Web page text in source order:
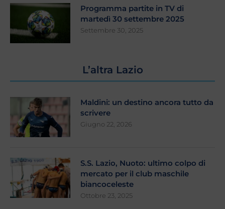
Programma partite in TV di
martedì 30 settembre 2025
Settembre 30, 2025
L’altra Lazio
Maldini: un destino ancora tutto da
scrivere
Giugno 22, 2026
S.S. Lazio, Nuoto: ultimo colpo di
mercato per il club maschile
biancoceleste
Ottobre 23, 2025